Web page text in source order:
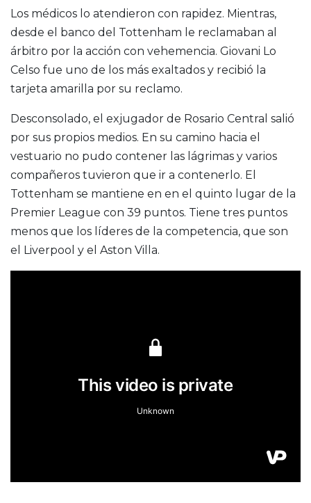
Los médicos lo atendieron con rapidez. Mientras,
desde el banco del Tottenham le reclamaban al
árbitro por la acción con vehemencia. Giovani Lo
Celso fue uno de los más exaltados y recibió la
tarjeta amarilla por su reclamo.
Desconsolado, el exjugador de Rosario Central salió
por sus propios medios. En su camino hacia el
vestuario no pudo contener las lágrimas y varios
compañeros tuvieron que ir a contenerlo. El
Tottenham se mantiene en en el quinto lugar de la
Premier League con 39 puntos. Tiene tres puntos
menos que los líderes de la competencia, que son
el Liverpool y el Aston Villa.